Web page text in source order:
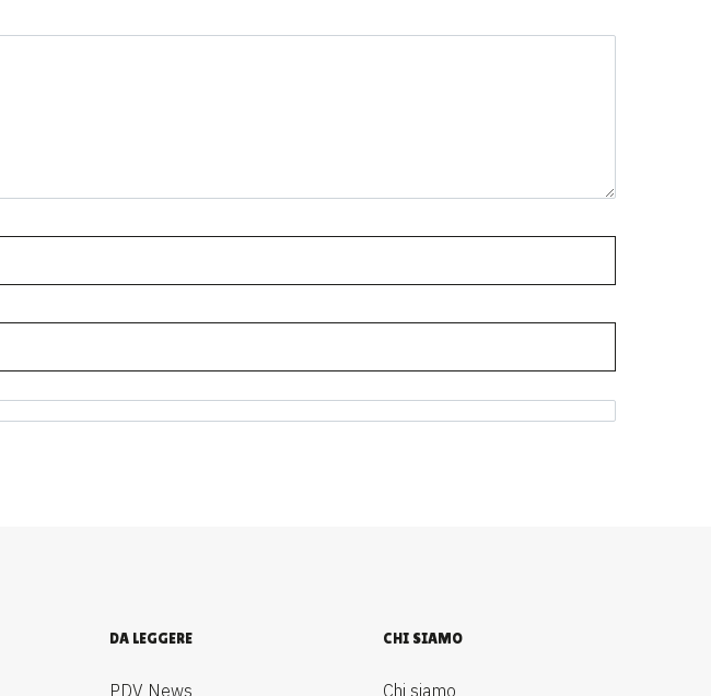
DA LEGGERE
PDV News
CHI SIAMO
Chi siamo